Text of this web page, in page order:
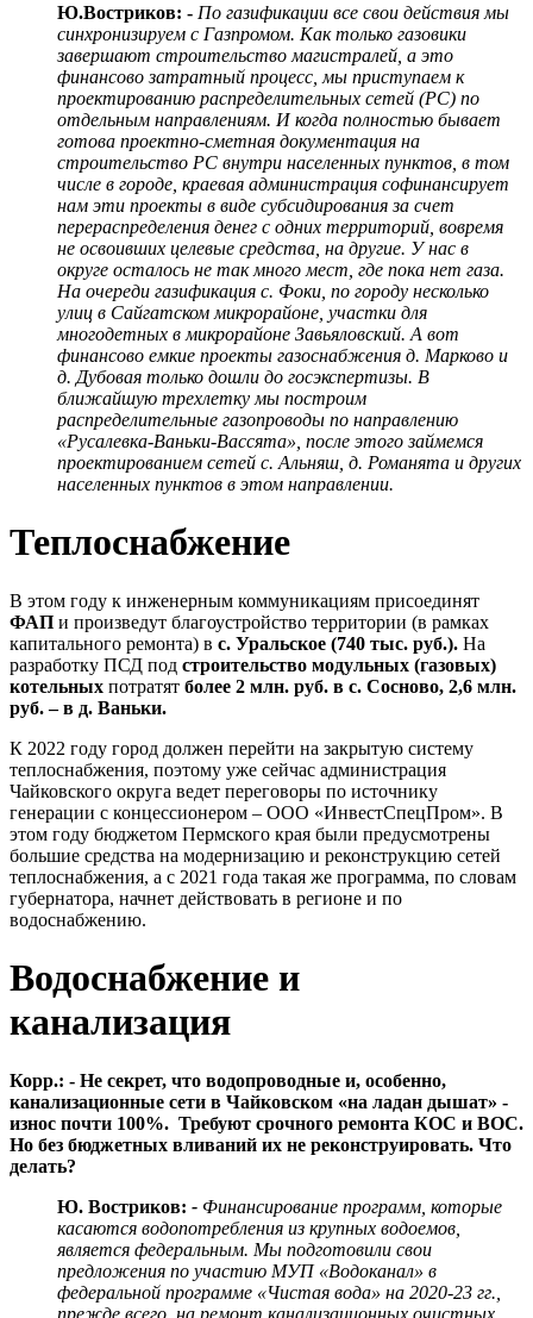
Ю.Востриков: - По газификации все свои действия мы
синхронизируем с Газпромом. Как только газовики
завершают строительство магистралей, а это
финансово затратный процесс, мы приступаем к
проектированию распределительных сетей (РС) по
отдельным направлениям. И когда полностью бывает
готова проектно-сметная документация на
строительство РС внутри населенных пунктов, в том
числе в городе, краевая администрация софинансирует
нам эти проекты в виде субсидирования за счет
перераспределения денег с одних территорий, вовремя
не освоивших целевые средства, на другие. У нас в
округе осталось не так много мест, где пока нет газа.
На очереди газификация с. Фоки, по городу несколько
улиц в Сайгатском микрорайоне, участки для
многодетных в микрорайоне Завьяловский. А вот
финансово емкие проекты газоснабжения д. Марково и
д. Дубовая только дошли до госэкспертизы. В
ближайшую трехлетку мы построим
распределительные газопроводы по направлению
«Русалевка-Ваньки-Вассята», после этого займемся
проектированием сетей с. Альняш, д. Романята и других
населенных пунктов в этом направлении.
Теплоснабжение
В этом году к инженерным коммуникациям присоединят
ФАП и произведут благоустройство территории (в рамках
капитального ремонта) в с. Уральское (740 тыс. руб.). На
разработку ПСД под строительство модульных (газовых)
котельных потратят более 2 млн. руб. в с. Сосново, 2,6 млн.
руб. – в д. Ваньки.
К 2022 году город должен перейти на закрытую систему
теплоснабжения, поэтому уже сейчас администрация
Чайковского округа ведет переговоры по источнику
генерации с концессионером – ООО «ИнвестСпецПром». В
этом году бюджетом Пермского края были предусмотрены
большие средства на модернизацию и реконструкцию сетей
теплоснабжения, а с 2021 года такая же программа, по словам
губернатора, начнет действовать в регионе и по
водоснабжению.
Водоснабжение и
канализация
Корр.: - Не секрет, что водопроводные и, особенно,
канализационные сети в Чайковском «на ладан дышат» -
износ почти 100%. Требуют срочного ремонта КОС и ВОС.
Но без бюджетных вливаний их не реконструировать. Что
делать?
Ю. Востриков: - Финансирование программ, которые
касаются водопотребления из крупных водоемов,
является федеральным. Мы подготовили свои
предложения по участию МУП «Водоканал» в
федеральной программе «Чистая вода» на 2020-23 гг.,
прежде всего, на ремонт канализационных очистных